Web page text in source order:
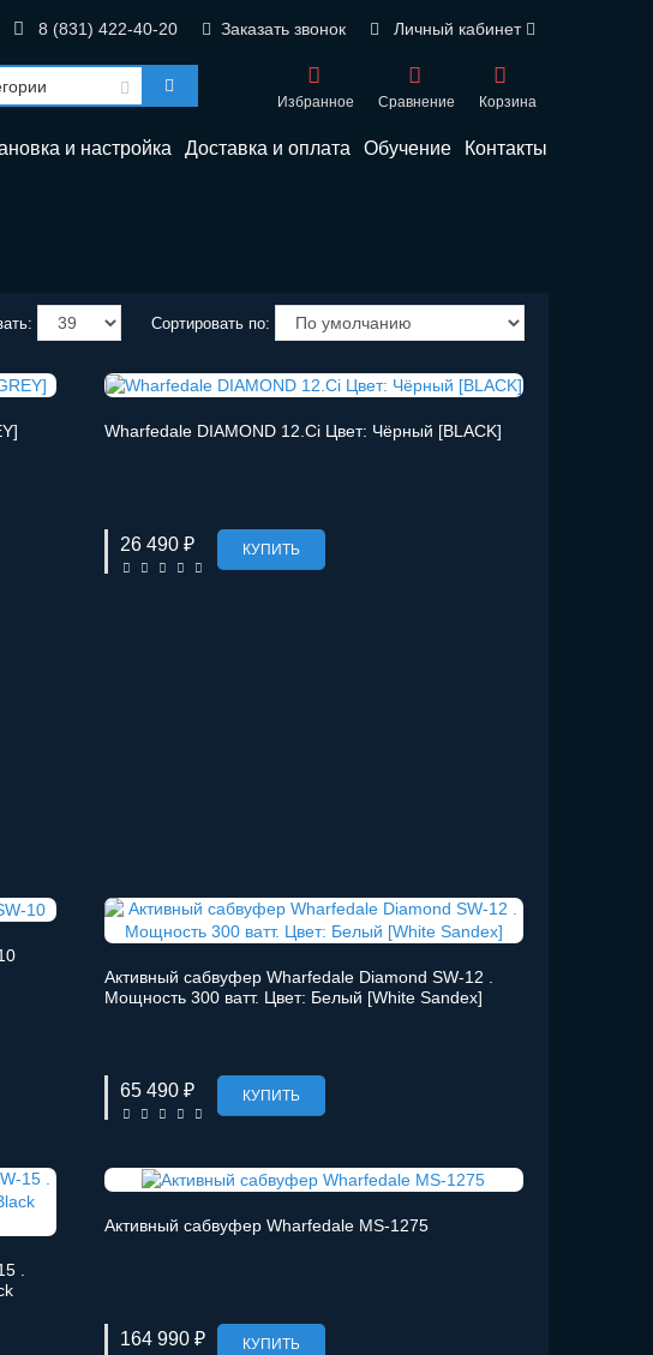
Личный кабинет
Заказать звонок
8 (831) 422-40-20
Корзина
Сравнение
Избранное
и настройка Доставка и оплата Обучение Контакты
Сортировать по:
Wharfedale DIAMOND 12.Ci Цвет: Чёрный [BLACK]
26 490 ₽ КУПИТЬ
Активный сабвуфер Wharfedale Diamond SW-12 .
Мощность 300 ватт. Цвет: Белый [White Sandex]
65 490 ₽ КУПИТЬ
.
Активный сабвуфер Wharfedale MS-1275
164 990 ₽ КУПИТЬ